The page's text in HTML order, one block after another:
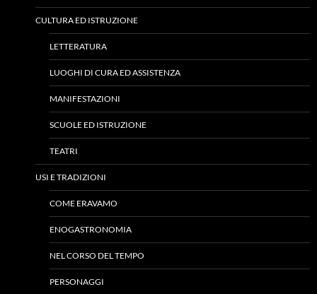
CULTURA ED ISTRUZIONE
LETTERATURA
LUOGHI DI CURA ED ASSISTENZA
MANIFESTAZIONI
SCUOLE ED ISTRUZIONE
TEATRI
USI E TRADIZIONI
COME ERAVAMO
ENOGASTRONOMIA
NEL CORSO DEL TEMPO
PERSONAGGI